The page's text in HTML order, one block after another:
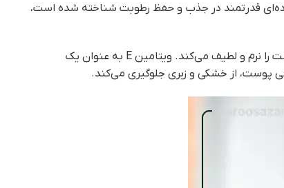
قدرتمند در جذب و حفظ رطوبت شناخته شده است،
آلانتوئین موجود در محلول به کاهش التهاب و قرمزی پوست کمک می‌کند و به پوست آرامش می‌دهد، در حالی که گلیسرین با حفظ رطوبت، پوست را نرم و لطیف می‌کند. ویتامین E به عنوان یک